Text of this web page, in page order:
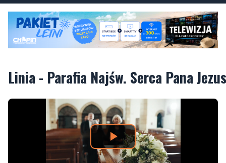
Linia - Parafia Najśw. Serca Pana